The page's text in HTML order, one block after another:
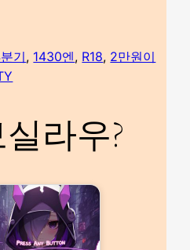
기, 1430엔, R18, 2만원이
라우?